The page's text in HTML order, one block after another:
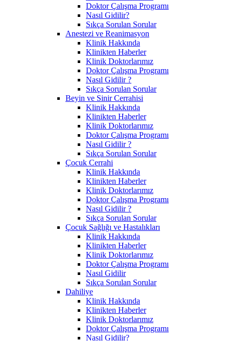
Doktor Çalışma Programı
Nasıl Gidilir?
Sıkça Sorulan Sorular
Anestezi ve Reanimasyon
Klinik Hakkında
Klinikten Haberler
Klinik Doktorlarımız
Doktor Çalışma Programı
Nasıl Gidilir ?
Sıkça Sorulan Sorular
Beyin ve Sinir Cerrahisi
Klinik Hakkında
Klinikten Haberler
Klinik Doktorlarımız
Doktor Çalışma Programı
Nasıl Gidilir ?
Sıkça Sorulan Sorular
Çocuk Cerrahi
Klinik Hakkında
Klinikten Haberler
Klinik Doktorlarımız
Doktor Çalışma Programı
Nasıl Gidilir ?
Sıkça Sorulan Sorular
Çocuk Sağlığı ve Hastalıkları
Klinik Hakkında
Klinikten Haberler
Klinik Doktorlarımız
Doktor Çalışma Programı
Nasıl Gidilir
Sıkça Sorulan Sorular
Dahiliye
Klinik Hakkında
Klinikten Haberler
Klinik Doktorlarımız
Doktor Çalışma Programı
Nasıl Gidilir?